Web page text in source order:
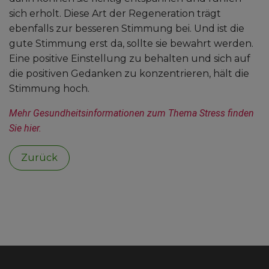
Zurück
sich erholt. Diese Art der Regeneration trägt
ebenfalls zur besseren Stimmung bei. Und ist die
gute Stimmung erst da, sollte sie bewahrt werden.
Eine positive Einstellung zu behalten und sich auf
die positiven Gedanken zu konzentrieren, hält die
Stimmung hoch.
Mehr Gesundheitsinformationen zum Thema Stress finden
Sie hier.